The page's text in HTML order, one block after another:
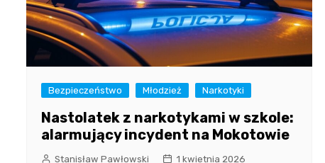
Bezpieczeństwo Młodzież Narkotyki
Nastolatek z narkotykami w szkole:
alarmujący incydent na Mokotowie
Stanisław Pawłowski 1 kwietnia 2026